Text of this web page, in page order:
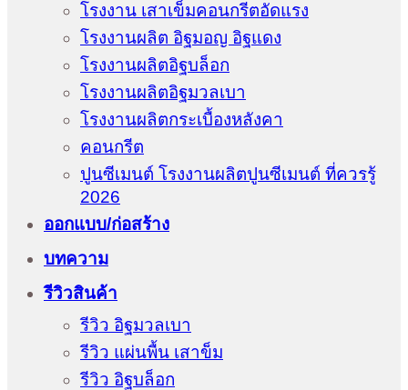
โรงงาน เสาเข็มคอนกรีตอัดแรง
โรงงานผลิต อิฐมอญ อิฐแดง
โรงงานผลิตอิฐบล็อก
โรงงานผลิตอิฐมวลเบา
โรงงานผลิตกระเบื้องหลังคา
คอนกรีต
ปูนซีเมนต์ โรงงานผลิตปูนซีเมนต์ ที่ควรรู้
2026
ออกแบบ/ก่อสร้าง
บทความ
รีวิวสินค้า
รีวิว อิฐมวลเบา
รีวิว แผ่นพื้น เสาข็ม
รีวิว อิฐบล็อก